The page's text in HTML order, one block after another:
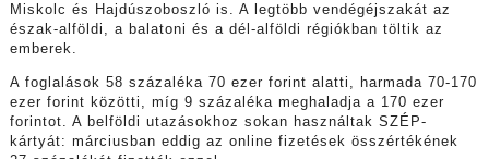
Miskolc és Hajdúszoboszló is. A legtöbb vendégéjszakát az
észak-alföldi, a balatoni és a dél-alföldi régiókban töltik az
emberek.
A foglalások 58 százaléka 70 ezer forint alatti, harmada 70-170
ezer forint közötti, míg 9 százaléka meghaladja a 170 ezer
forintot. A belföldi utazásokhoz sokan használtak SZÉP-
kártyát: márciusban eddig az online fizetések összértékének